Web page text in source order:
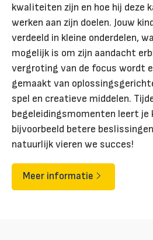
kwaliteiten zijn en hoe hij deze
werken aan zijn doelen. Jouw
verdeeld in kleine onderdelen,
mogelijk is om zijn aandacht
vergroting van de focus wordt
gemaakt van
spel en creatieve middelen.
begeleidingsmomenten leert je
bijvoorbeeld betere
natuurlijk vieren we succes!
Meer informatie